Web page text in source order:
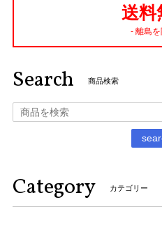
送料
- 離島
Search 商品検索
Category カテゴリー